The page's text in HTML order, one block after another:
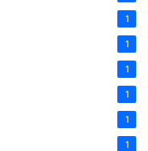
1
1
1
1
1
1